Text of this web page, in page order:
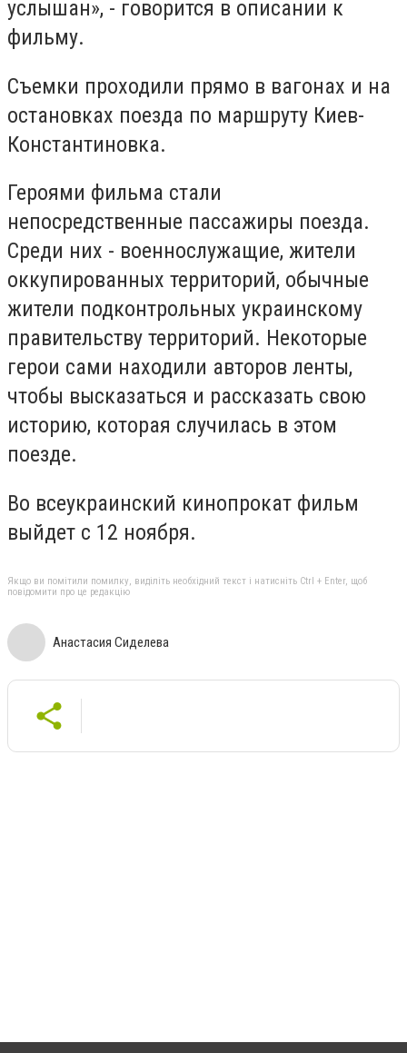
услышан», - говорится в описании к
фильму.
Съемки проходили прямо в вагонах и на
остановках поезда по маршруту Киев-
Константиновка.
Героями фильма стали
непосредственные пассажиры поезда.
Среди них - военнослужащие, жители
оккупированных территорий, обычные
жители подконтрольных украинскому
правительству территорий. Некоторые
герои сами находили авторов ленты,
чтобы высказаться и рассказать свою
историю, которая случилась в этом
поезде.
Во всеукраинский кинопрокат фильм
выйдет с 12 ноября.
Якщо ви помітили помилку, виділіть необхідний текст і натисніть Ctrl + Enter, щоб
повідомити про це редакцію
Анастасия Сиделева